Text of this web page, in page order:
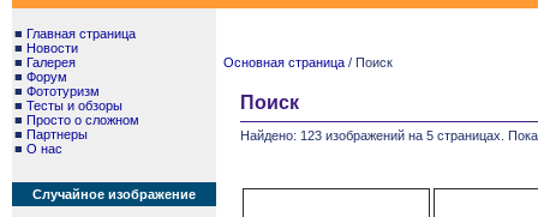
■ Главная страница
■ Новости
■ Галерея
■ Форум
■ Фототуризм
■ Тесты и обзоры
■ Просто о сложном
■ Партнеры
■ О нас
Случайное изображение
Основная страница / Поиск
Поиск
Найдено: 123 изображений на 5 страницах.